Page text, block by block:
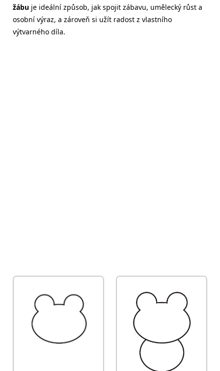
žábu je ideální způsob, jak spojit zábavu, umělecký růst a
osobní výraz, a zároveň si užít radost z vlastního
výtvarného díla.